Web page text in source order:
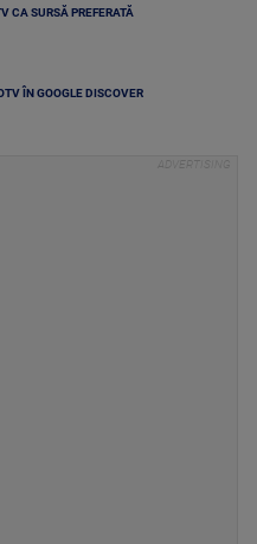
CA SURSĂ PREFERATĂ
ÎN GOOGLE DISCOVER